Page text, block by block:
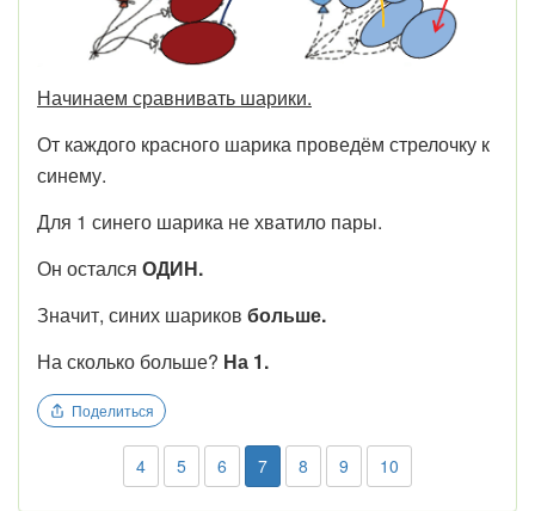
Начинаем сравнивать шарики.
От каждого красного шарика проведём стрелочку к
синему.
Для 1 синего шарика не хватило пары.
Он остался ОДИН.
Значит, синих шариков больше.
На сколько больше? На 1.
Поделиться
4 5 6 7 8 9 10